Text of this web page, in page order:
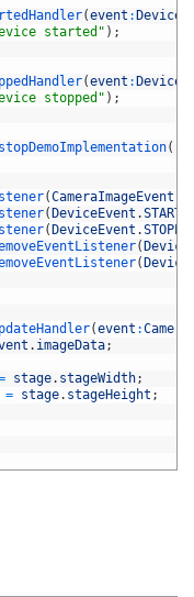
(event :
started" ) ;
(event :
stopped" ) ;
stopDemoImplementation(
(CameraImageEvent
(DeviceEvent .
(DeviceEvent .
(
(
(event :
. imageData;
stage. stageWidth;
= stage. stageHeight ;